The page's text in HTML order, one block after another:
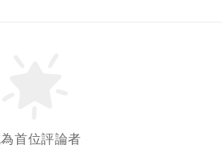
首位評論者